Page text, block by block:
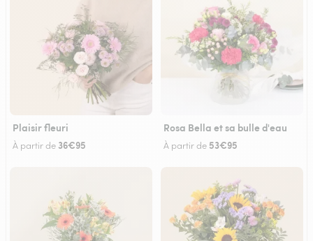
Plaisir fleuri
À partir de 36€95
Rosa Bella et sa bulle d'eau
À partir de 53€95